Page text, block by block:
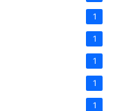
1
1
1
1
1